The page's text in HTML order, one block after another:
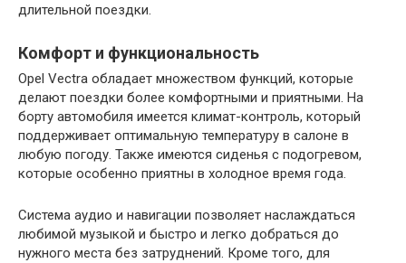
длительной поездки.
Комфорт и функциональность
Opel Vectra обладает множеством функций, которые
делают поездки более комфортными и приятными. На
борту автомобиля имеется климат-контроль, который
поддерживает оптимальную температуру в салоне в
любую погоду. Также имеются сиденья с подогревом,
которые особенно приятны в холодное время года.
Система аудио и навигации позволяет наслаждаться
любимой музыкой и быстро и легко добраться до
нужного места без затруднений. Кроме того, для